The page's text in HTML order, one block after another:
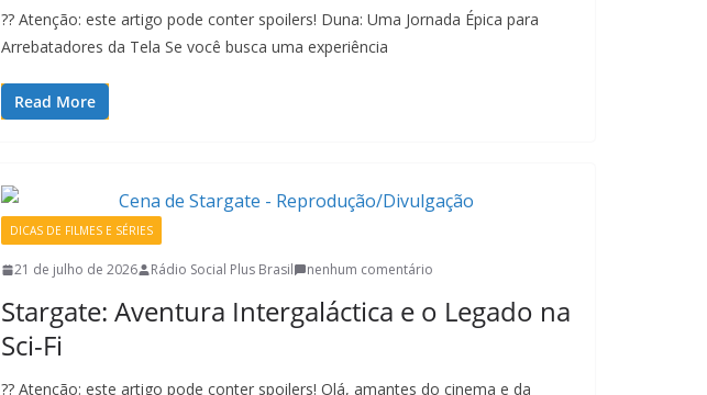
?? Atenção: este artigo pode conter spoilers! Duna: Uma Jornada Épica para
Arrebatadores da Tela Se você busca uma experiência
Read More
DICAS DE FILMES E SÉRIES
21 de julho de 2026 Rádio Social Plus Brasil nenhum comentário
Stargate: Aventura Intergaláctica e o Legado na
Sci-Fi
?? Atenção: este artigo pode conter spoilers! Olá, amantes do cinema e da